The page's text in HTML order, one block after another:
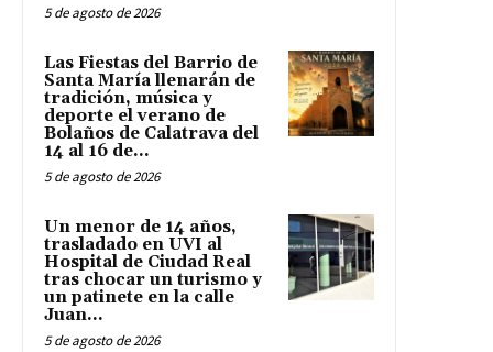
5 de agosto de 2026
Las Fiestas del Barrio de
Santa María llenarán de
tradición, música y
deporte el verano de
Bolaños de Calatrava del
14 al 16 de...
5 de agosto de 2026
Un menor de 14 años,
trasladado en UVI al
Hospital de Ciudad Real
tras chocar un turismo y
un patinete en la calle
Juan...
5 de agosto de 2026